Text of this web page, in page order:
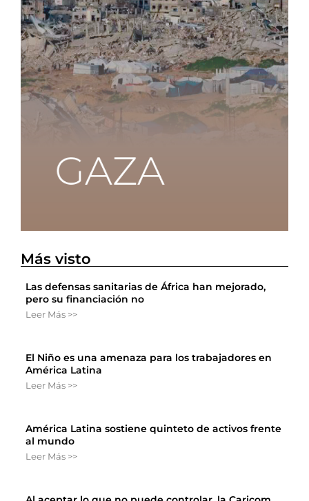
Más visto
Las defensas sanitarias de África han mejorado,
pero su financiación no
Leer Más >>
El Niño es una amenaza para los trabajadores en
América Latina
Leer Más >>
América Latina sostiene quinteto de activos frente
al mundo
Leer Más >>